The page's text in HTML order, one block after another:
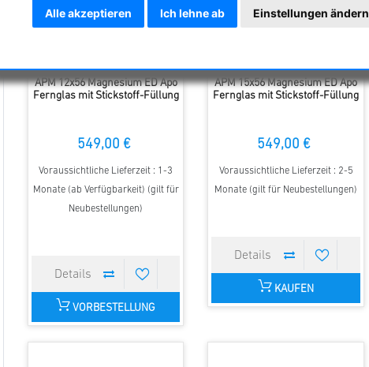
Alle akzeptieren Ich lehne ab Einstellungen ändern
APM 12x56 Magnesium ED Apo
Fernglas mit Stickstoff-Füllung
549,00 €
Voraussichtliche Lieferzeit : 1-3
Monate (ab Verfügbarkeit) (gilt für
Neubestellungen)
VORBESTELLUNG
APM 15x56 Magnesium ED Apo
Fernglas mit Stickstoff-Füllung
549,00 €
Voraussichtliche Lieferzeit : 2-5
Monate (gilt für Neubestellungen)
KAUFEN